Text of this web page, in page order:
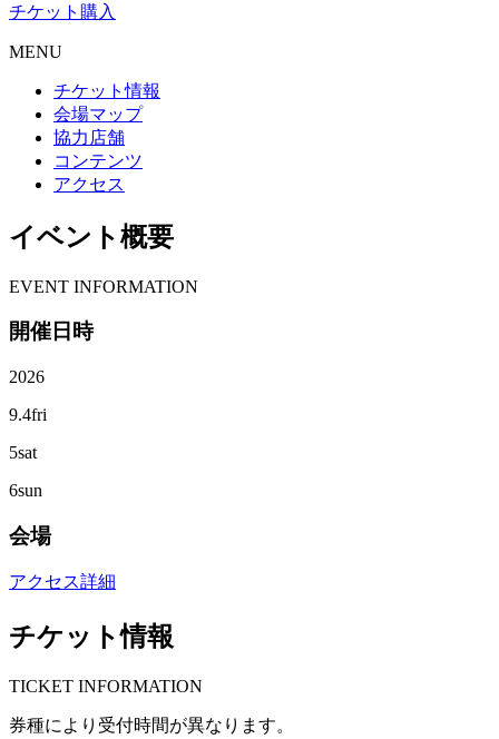
チケット購入
MENU
チケット情報
会場マップ
協力店舗
コンテンツ
アクセス
イベント概要
EVENT INFORMATION
開催日時
2026
9.4fri
5sat
6sun
会場
アクセス詳細
チケット情報
TICKET INFORMATION
券種により受付時間が異なります。